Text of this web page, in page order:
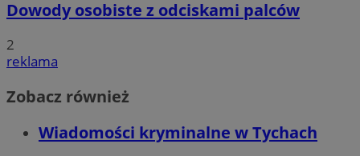
Dowody osobiste z odciskami palców
2
reklama
Zobacz również
Wiadomości kryminalne w Tychach